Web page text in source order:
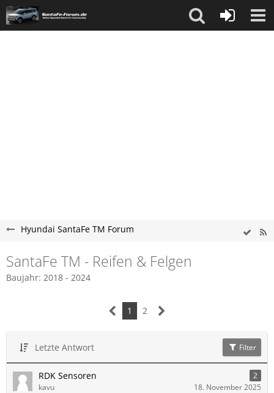
Hyundai SantaFe TM Forum
SantaFe TM - Reifen & Felgen
Baujahr: 2018 - 2024
1 2
Letzte Antwort Filter
RDK Sensoren
2
kavu
18. November 2025